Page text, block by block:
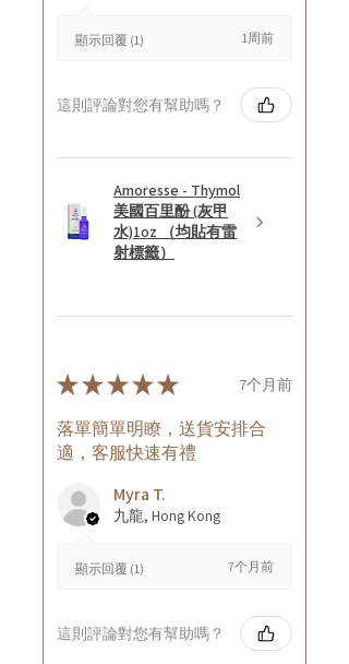
顯示回覆 (1) 1周前
這則評論對您有幫助嗎？
Amoresse - Thymol
美國百里酚 (灰甲
水)1oz （均貼有雷
射標籤）
★★★★★ 7个月前
落單簡單明瞭，送貨安排合
適，客服快速有禮
Myra T.
九龍, Hong Kong
顯示回覆 (1) 7个月前
這則評論對您有幫助嗎？